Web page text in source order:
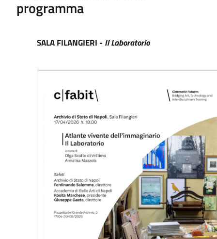
programma
SALA FILANGIERI - Il Laboratorio